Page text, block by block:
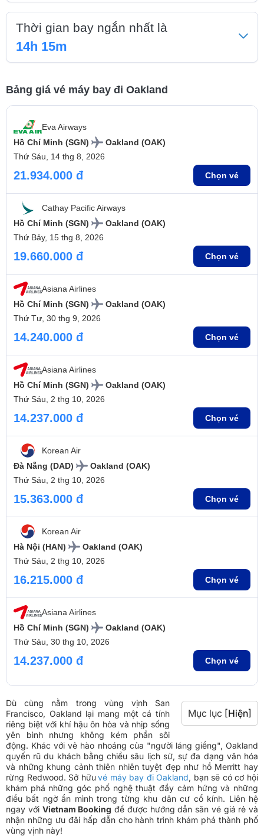
Thời gian bay ngắn nhất là
14h 15m
Bảng giá vé máy bay đi Oakland
Eva Airways
Hồ Chí Minh (SGN)
Oakland (OAK)
Thứ Sáu, 14 thg 8, 2026
21.934.000 đ Chọn vé
Cathay Pacific Airways
Hồ Chí Minh (SGN)
Oakland (OAK)
Thứ Bảy, 15 thg 8, 2026
19.660.000 đ Chọn vé
Asiana Airlines
Hồ Chí Minh (SGN)
Oakland (OAK)
Thứ Tư, 30 thg 9, 2026
14.240.000 đ Chọn vé
Asiana Airlines
Hồ Chí Minh (SGN)
Oakland (OAK)
Thứ Sáu, 2 thg 10, 2026
14.237.000 đ Chọn vé
Korean Air
Đà Nẵng (DAD)
Oakland (OAK)
Thứ Sáu, 2 thg 10, 2026
15.363.000 đ Chọn vé
Korean Air
Hà Nội (HAN)
Oakland (OAK)
Thứ Sáu, 2 thg 10, 2026
16.215.000 đ Chọn vé
Asiana Airlines
Hồ Chí Minh (SGN)
Oakland (OAK)
Thứ Sáu, 30 thg 10, 2026
14.237.000 đ Chọn vé
Mục lục [Hiện]
Dù cùng nằm trong vùng vịnh San
Francisco, Oakland lại mang một cá tính
riêng biệt với khí hậu ôn hòa và nhịp sống
yên bình nhưng không kém phần sôi
động. Khác với vẻ hào nhoáng của "người láng giềng", Oakland
quyến rũ du khách bằng chiều sâu lịch sử, sự đa dạng văn hóa
và những khung cảnh thiên nhiên tuyệt đẹp như hồ Merritt hay
rừng Redwood. Sở hữu vé máy bay đi Oakland, bạn sẽ có cơ hội
khám phá những góc phố nghệ thuật đầy cảm hứng và những
điều bất ngờ ẩn mình trong từng khu dân cư cổ kính. Liên hệ
ngay với Vietnam Booking để được hướng dẫn săn vé giá rẻ và
nhận những ưu đãi hấp dẫn cho hành trình khám phá thành phố
vùng vịnh này!